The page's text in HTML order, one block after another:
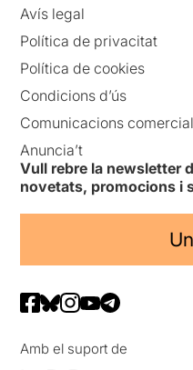
Avís legal
Política de privacitat
Política de cookies
Condicions d’ús
Comunicacions
Anuncia’t
Vull rebre la newsletter
novetats, promocions i
Amb el suport de